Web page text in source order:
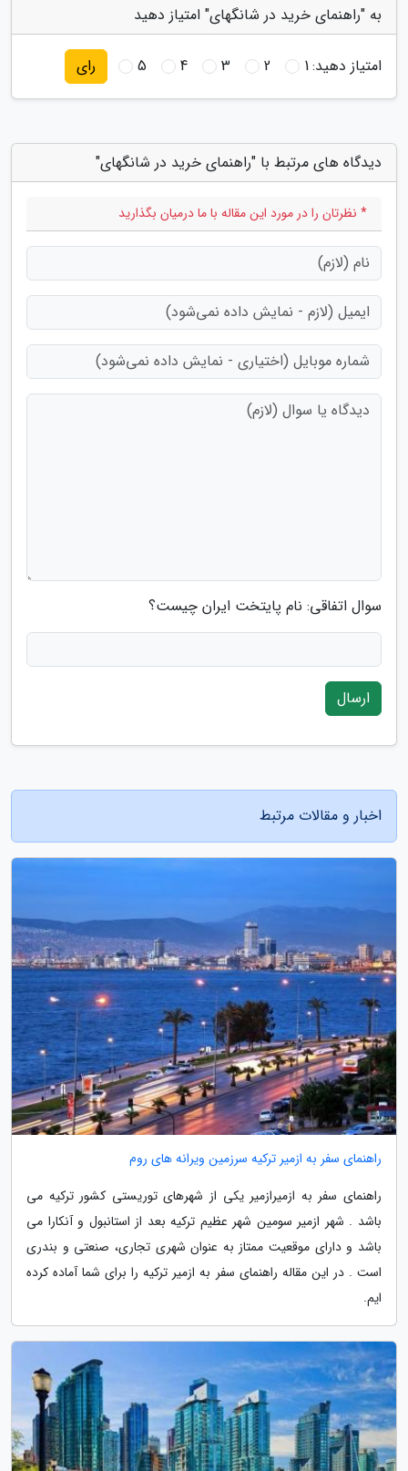
به "راهنمای خرید در شانگهای" امتیاز دهید
امتیاز دهید:1
2
3
4
5 رای
دیدگاه های مرتبط با "راهنمای خرید در شانگهای"
* نظرتان را در مورد این مقاله با ما درمیان بگذارید
سوال اتفاقی: نام پایتخت ایران چیست؟
ارسال
اخبار و مقالات مرتبط
راهنمای سفر به ازمیر ترکیه سرزمین ویرانه های روم
راهنمای سفر به ازمیرازمیر یکی از شهرهای توریستی کشور ترکیه می
باشد . شهر ازمیر سومین شهر عظیم ترکیه بعد از استانبول و آنکارا می
باشد و دارای موقعیت ممتاز به عنوان شهری تجاری، صنعتی و بندری
است . در این مقاله راهنمای سفر به ازمیر ترکیه را برای شما آماده کرده
ایم.